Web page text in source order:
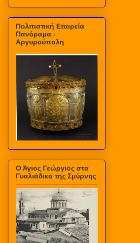
Πολιτιστική Εταιρεία
Πανόραμα -
Αργυρούπολη
Ο Άγιος Γεώργιος στα
Γυαλιάδικα της Σμύρνης